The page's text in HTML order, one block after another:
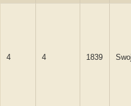
4 4 1839